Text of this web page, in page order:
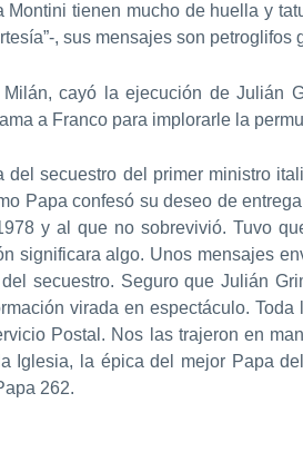
Montini tienen mucho de huella y
, sus mensajes son petroglifos
cayó la ejecución de Julián
a Franco para implorarle la
secuestro del primer ministro
Papa confesó su deseo de
y al que no sobrevivió. Tuvo
significara algo. Unos mensajes
secuestro. Seguro que Julián
virada en espectáculo.
Postal. Nos las trajeron en
Iglesia, la épica del mejor Papa
262.